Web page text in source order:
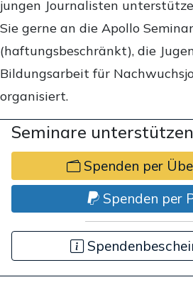
jungen Journalisten
Sie gerne an die Apollo
(haftungsbeschränkt), die
Bildungsarbeit für
organisiert.
Seminare unterstützen
Spenden per
Spenden per